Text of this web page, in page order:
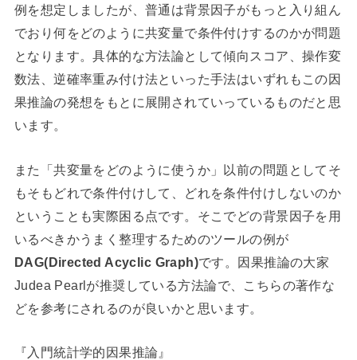
例を想定しましたが、普通は背景因子がもっと入り組ん
でおり何をどのように共変量で条件付けするのかが問題
となります。具体的な方法論として傾向スコア、操作変
数法、逆確率重み付け法といった手法はいずれもこの因
果推論の発想をもとに展開されていっているものだと思
います。
また「共変量をどのように使うか」以前の問題としてそ
もそもどれで条件付けして、どれを条件付けしないのか
ということも実際困る点です。そこでどの背景因子を用
いるべきかうまく整理するためのツールの例が
DAG(Directed Acyclic Graph)です。因果推論の大家
Judea Pearlが推奨している方法論で、こちらの著作な
どを参考にされるのが良いかと思います。
『入門統計学的因果推論』